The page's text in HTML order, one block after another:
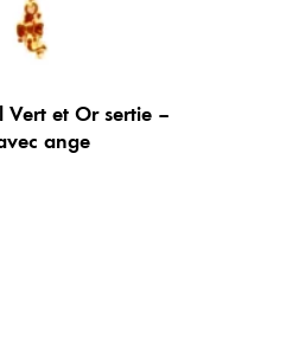
et Or sertie –
ange